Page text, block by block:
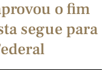
o fim
segue para